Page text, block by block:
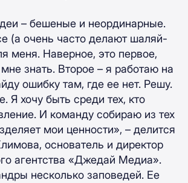
– бешеные и неординарные.
(а очень часто делают шаляй-
меня. Наверное, это первое,
мне знать. Второе – я работаю на
ошибку там, где ее нет. Решу.
Я хочу быть среди тех, кто
И команду собираю из тех
мои ценности», – делится
основатель и директор
агентства «Джедай Медиа».
несколько заповедей. Ее